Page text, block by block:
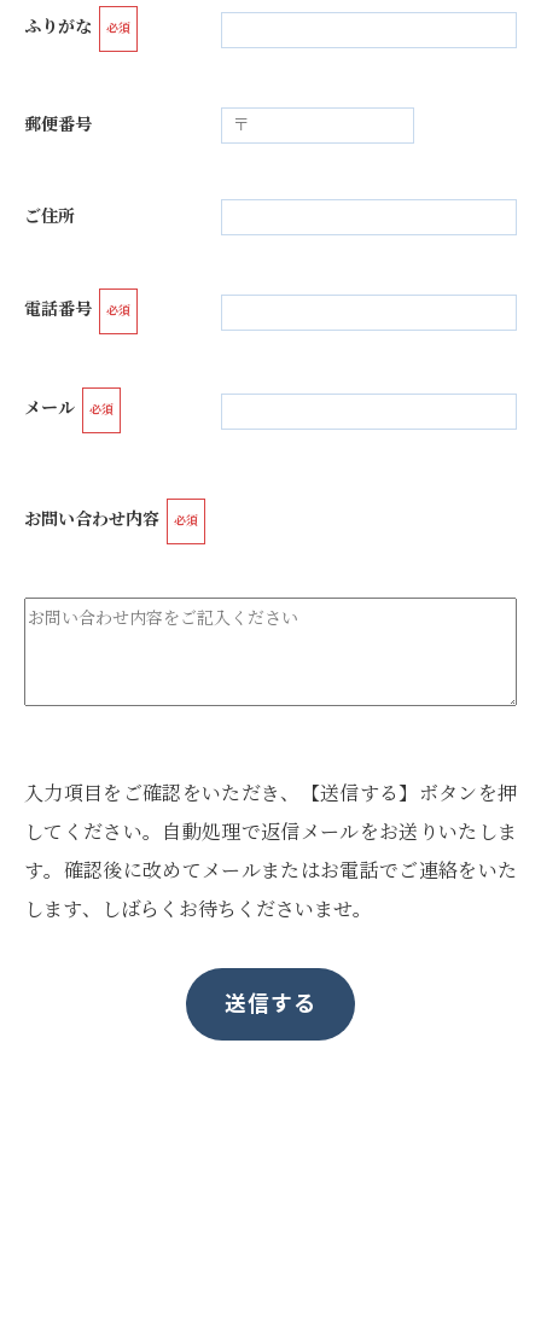
ふりがな 必須
郵便番号
ご住所
電話番号 必須
メール 必須
お問い合わせ内容 必須
入力項目をご確認をいただき、【送信する】ボタンを押
してください。自動処理で返信メールをお送りいたしま
す。確認後に改めてメールまたはお電話でご連絡をいた
します、しばらくお待ちくださいませ。